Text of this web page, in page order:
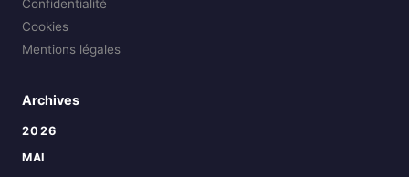
Confidentialité
Cookies
Mentions légales
Archives
2026
MAI